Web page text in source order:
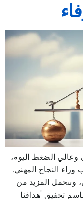
الضغط اليوم،
النجاح المهني.
ونتحمل المزيد من
تحقيق أهدافنا